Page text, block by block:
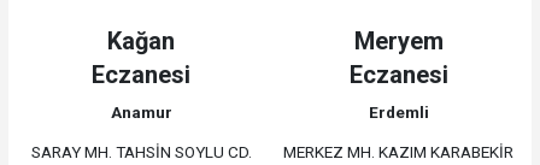
Kağan
Eczanesi
Anamur
SARAY MH. TAHSİN SOYLU CD.
Meryem
Eczanesi
Erdemli
MERKEZ MH. KAZIM KARABEKİR